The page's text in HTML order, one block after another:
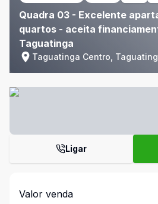
Quadra 03 - Excelente
quartos - aceita
Taguatinga
Taguatinga Centro,
Ligar
Valor venda